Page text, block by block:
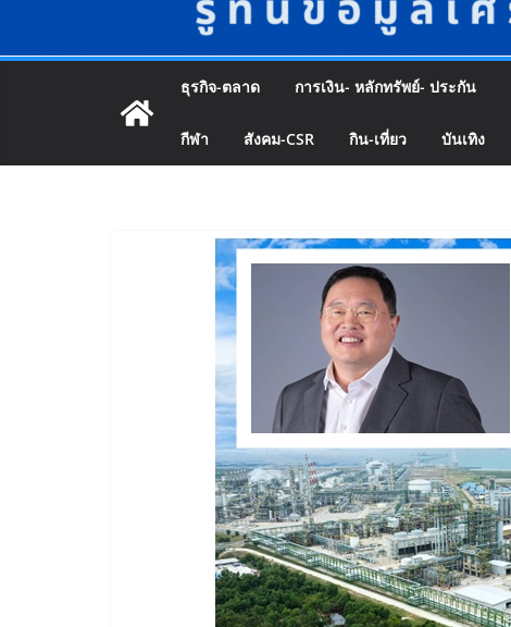
ธุรกิจ-ตลาด การเงิน- หลักทรัพย์- ประกัน
กีฬา สังคม-CSR กิน-เที่ยว บันเทิง